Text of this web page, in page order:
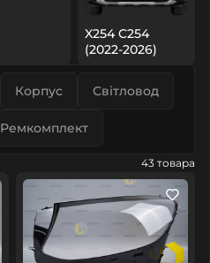
X254 C254
(2022-2026)
Корпус Світловод
Ремкомплект
43 товара